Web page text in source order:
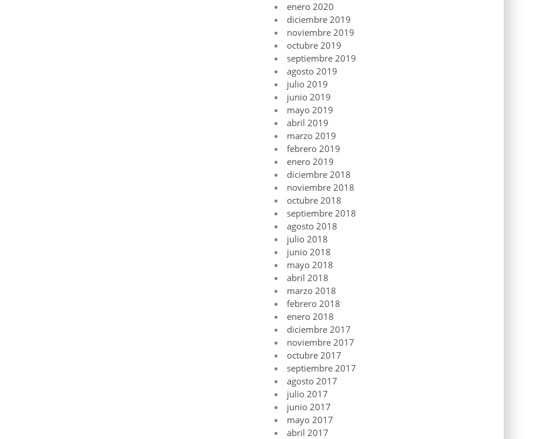
enero 2020
diciembre 2019
noviembre 2019
octubre 2019
septiembre 2019
agosto 2019
julio 2019
junio 2019
mayo 2019
abril 2019
marzo 2019
febrero 2019
enero 2019
diciembre 2018
noviembre 2018
octubre 2018
septiembre 2018
agosto 2018
julio 2018
junio 2018
mayo 2018
abril 2018
marzo 2018
febrero 2018
enero 2018
diciembre 2017
noviembre 2017
octubre 2017
septiembre 2017
agosto 2017
julio 2017
junio 2017
mayo 2017
abril 2017